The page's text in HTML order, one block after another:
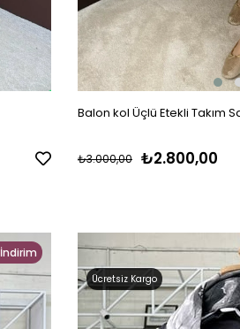
Balon kol Üçlü Etekli Takım
₺2.800,00
₺3.000,00
İndirim
Ücretsiz Kargo